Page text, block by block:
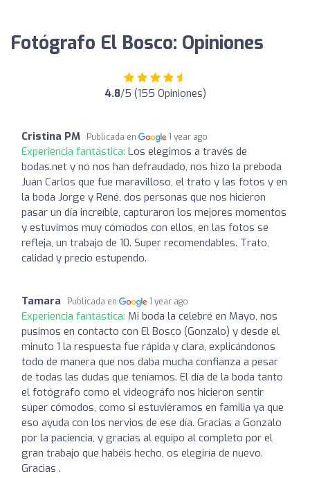
Fotógrafo El Bosco: Opiniones
4.8/5 (155 Opiniones)
Cristina PM Publicada en 1 year ago
Experiencia fantástica: Los elegimos a través de
bodas.net y no nos han defraudado, nos hizo la preboda
Juan Carlos que fue maravilloso, el trato y las fotos y en
la boda Jorge y René, dos personas que nos hicieron
pasar un día increíble, capturaron los mejores momentos
y estuvimos muy cómodos con ellos, en las fotos se
refleja, un trabajo de 10. Super recomendables. Trato,
calidad y precio estupendo.
Tamara Publicada en 1 year ago
Experiencia fantástica: Mi boda la celebré en Mayo, nos
pusimos en contacto con El Bosco (Gonzalo) y desde el
minuto 1 la respuesta fue rápida y clara, explicándonos
todo de manera que nos daba mucha confianza a pesar
de todas las dudas que teníamos. El día de la boda tanto
el fotógrafo como el videográfo nos hicieron sentir
súper cómodos, como si estuviéramos en familia ya que
eso ayuda con los nervios de ese día. Gracias a Gonzalo
por la paciencia, y gracias al equipo al completo por el
gran trabajo que habéis hecho, os elegiría de nuevo.
Gracias .